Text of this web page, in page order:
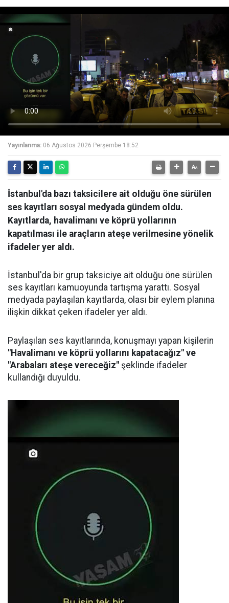
Yayınlanma: 06 Ağustos 2026 Perşembe 18:52
İstanbul'da bazı taksicilere ait olduğu öne sürülen
ses kayıtları sosyal medyada gündem oldu.
Kayıtlarda, havalimanı ve köprü yollarının
kapatılması ile araçların ateşe verilmesine yönelik
ifadeler yer aldı.
İstanbul'da bir grup taksiciye ait olduğu öne sürülen
ses kayıtları kamuoyunda tartışma yarattı. Sosyal
medyada paylaşılan kayıtlarda, olası bir eylem planına
ilişkin dikkat çeken ifadeler yer aldı.
Paylaşılan ses kayıtlarında, konuşmayı yapan kişilerin
"Havalimanı ve köprü yollarını kapatacağız" ve
"Arabaları ateşe vereceğiz" şeklinde ifadeler
kullandığı duyuldu.